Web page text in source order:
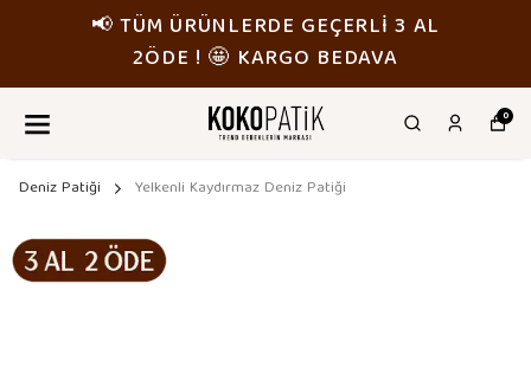
📢 TÜM ÜRÜNLERDE GEÇERLİ 3 AL
2ÖDE ! 🤩 KARGO BEDAVA
0
Deniz Patiği Yelkenli Kaydırmaz Deniz Patiği